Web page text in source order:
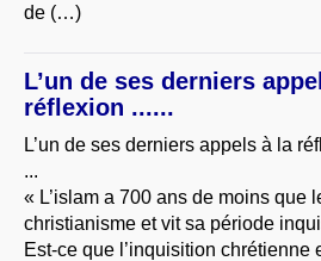
de (…)
L’un de ses derniers
réflexion ......
L’un de ses derniers appels à la
...
« L’islam a 700 ans de moins que
christianisme et vit sa période
Est-ce que l’inquisition chrétienne